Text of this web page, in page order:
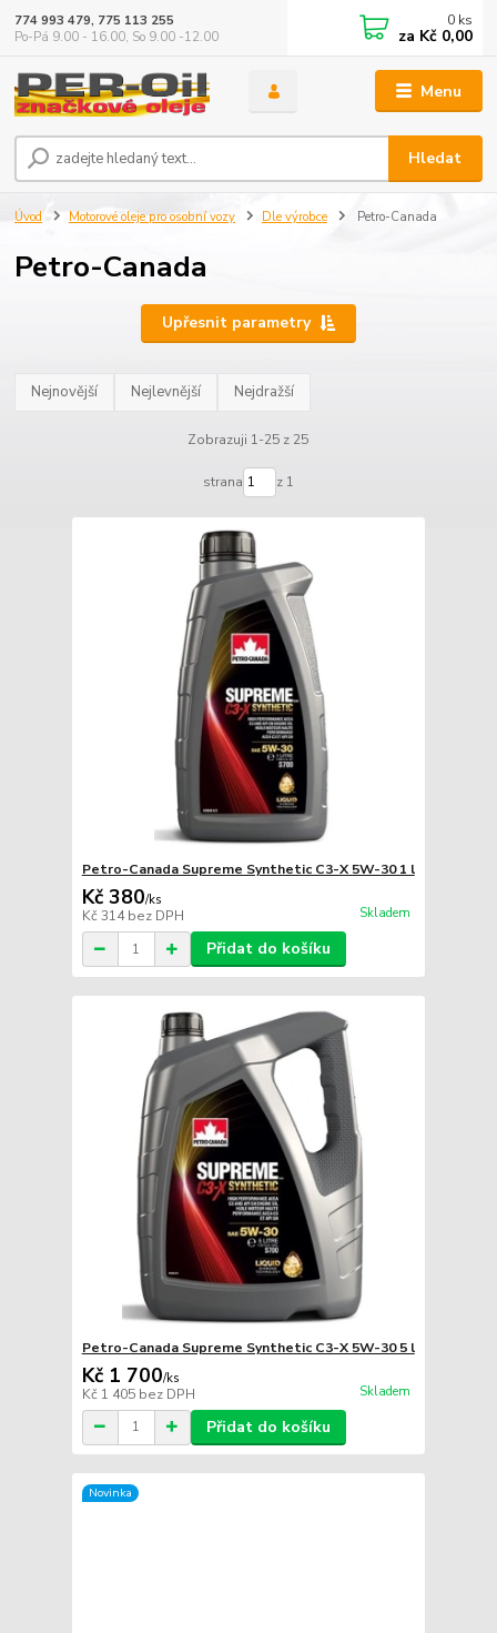
Menu
Hledat
774 993 479, 775 113 255
Po-Pá 9.00 - 16.00, So 9.00 -12.00
0 ks
za Kč 0,00
Úvod Motorové oleje pro osobní vozy Dle výrobce Petro-Canada
Petro-Canada
Upřesnit parametry
Nejnovější Nejlevnější Nejdražší
Zobrazuji 1-25 z 25
strana z 1
Petro-Canada Supreme Synthetic C3-X 5W-30 1 l
Kč 380/ks
Kč 314bez DPH Skladem
Přidat do košíku
Petro-Canada Supreme Synthetic C3-X 5W-30 5 l
Kč 1 700/ks
Kč 1 405 bez DPH Skladem
Přidat do košíku
Novinka